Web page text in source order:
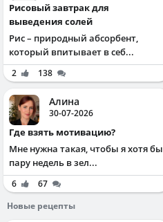
Рисовый завтрак для
выведения солей
Рис – природный абсорбент,
который впитывает в себ...
2 138
Алина
30-07-2026
Где взять мотивацию?
Мне нужна такая, чтобы я хотя бы
пару недель в зел...
6
67
Новые рецепты